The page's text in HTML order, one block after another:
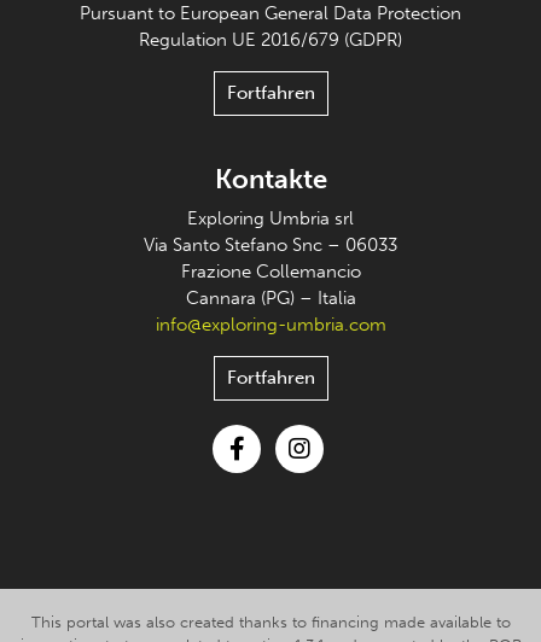
Pursuant to European General Data Protection
Regulation UE 2016/679 (GDPR)
Fortfahren
Kontakte
Exploring Umbria srl
Via Santo Stefano Snc – 06033
Frazione Collemancio
Cannara (PG) – Italia
info@exploring-umbria.com
Fortfahren
This portal was also created thanks to financing made available to